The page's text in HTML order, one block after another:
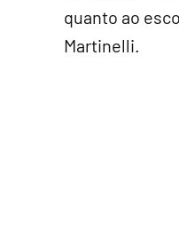
quanto ao
Martinelli.